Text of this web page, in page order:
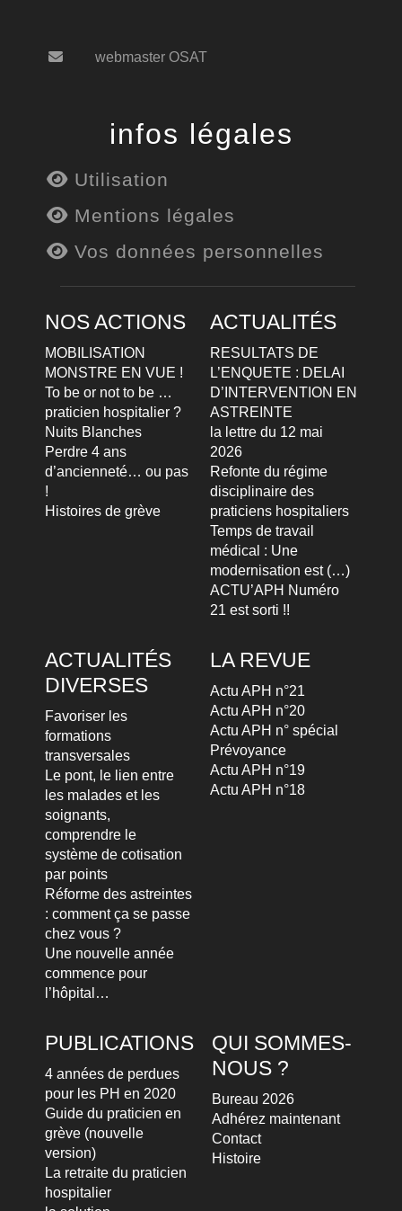
webmaster OSAT
infos légales
Utilisation
Mentions légales
Vos données personnelles
NOS ACTIONS
MOBILISATION
MONSTRE EN VUE !
To be or not to be …
praticien hospitalier ?
Nuits Blanches
Perdre 4 ans
d’ancienneté… ou pas
!
Histoires de grève
ACTUALITÉS
RESULTATS DE
L’ENQUETE : DELAI
D’INTERVENTION EN
ASTREINTE
la lettre du 12 mai
2026
Refonte du régime
disciplinaire des
praticiens hospitaliers
Temps de travail
médical : Une
modernisation est (…)
ACTU’APH Numéro
21 est sorti !!
ACTUALITÉS
DIVERSES
Favoriser les
formations
transversales
Le pont, le lien entre
les malades et les
soignants,
comprendre le
système de cotisation
par points
Réforme des astreintes
: comment ça se passe
chez vous ?
Une nouvelle année
commence pour
l’hôpital…
LA REVUE
Actu APH n°21
Actu APH n°20
Actu APH n° spécial
Prévoyance
Actu APH n°19
Actu APH n°18
PUBLICATIONS
4 années de perdues
pour les PH en 2020
Guide du praticien en
grève (nouvelle
version)
La retraite du praticien
hospitalier
QUI SOMMES-
NOUS ?
Bureau 2026
Adhérez maintenant
Contact
Histoire